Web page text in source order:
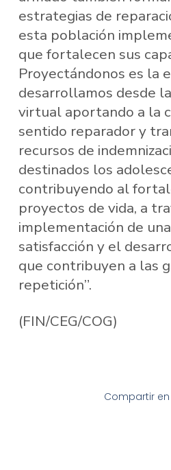
estrategias de
esta población
que fortalecen sus
Proyectándonos es la
desarrollamos desde
virtual aportando a la
sentido reparador y
recursos de
destinados los
contribuyendo al
proyectos de vida, a
implementación de
satisfacción y el
que contribuyen a las
repetición”.
(FIN/CEG/COG)
Compartir